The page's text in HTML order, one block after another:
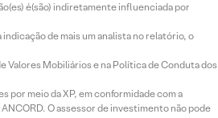
é(são) indiretamente influenciada por
de mais um analista no relatório, o
Valores Mobiliários e na Política de Conduta dos
por meio da XP, em conformidade com a
O assessor de investimento não pode